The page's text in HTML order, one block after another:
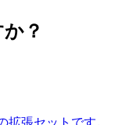
？
張セットです。